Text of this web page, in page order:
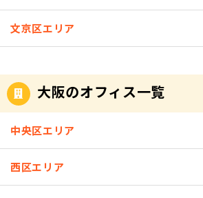
文京区エリア
大阪のオフィス一覧
中央区エリア
西区エリア